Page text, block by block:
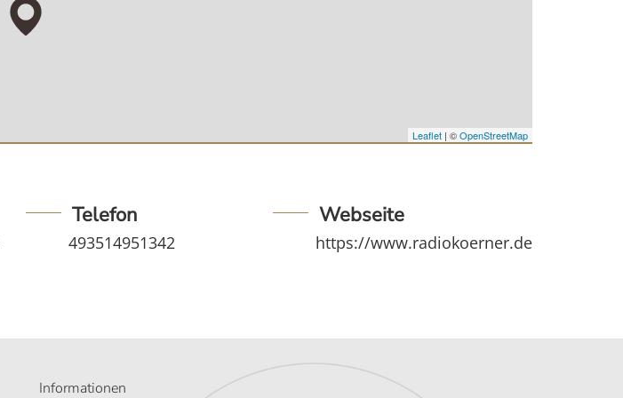
Leaflet | ©OpenStreetMap
Telefon
493514951342
Webseite
https://www.radiokoerner.de
Informationen